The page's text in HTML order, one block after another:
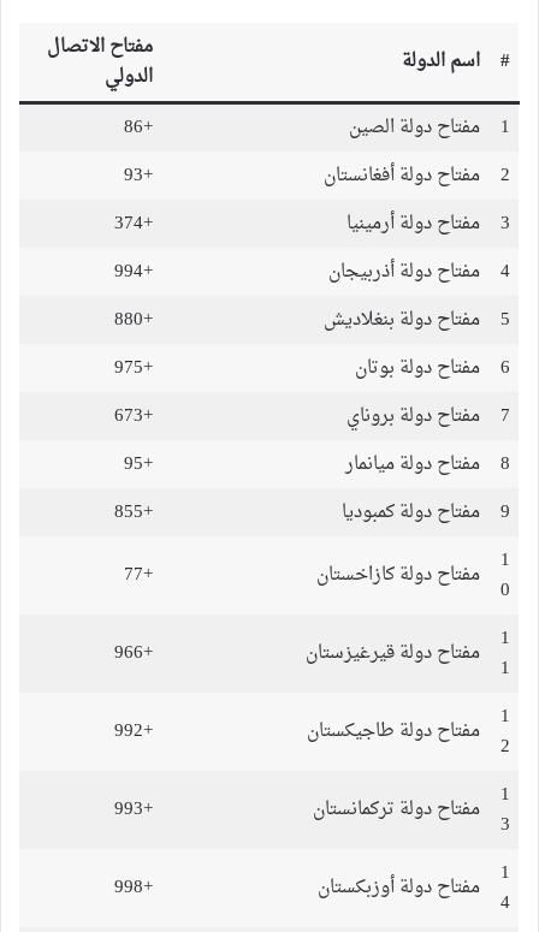
# اسم الدولة
مفتاح الاتصال
الدولي
1
مفتاح دولة الصين
+86
2
مفتاح دولة أفغانستان
+93
3
مفتاح دولة أرمينيا
+374
4
مفتاح دولة أذربيجان
+994
5
مفتاح دولة بنغلاديش
+880
6
مفتاح دولة بوتان
+975
7
مفتاح دولة بروناي
+673
8
مفتاح دولة ميانمار
+95
9
مفتاح دولة كمبوديا
+855
1
0
مفتاح دولة كازاخستان
+77
1
1
مفتاح دولة قيرغيزستان
+966
1
2
مفتاح دولة طاجيكستان
+992
1
3
مفتاح دولة تركمانستان
+993
1
4
مفتاح دولة أوزبكستان
+998